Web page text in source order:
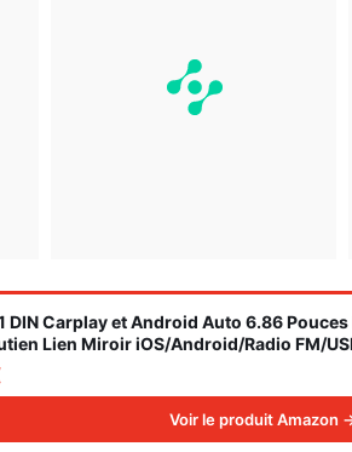
DIN Carplay et Android Auto 6.86 Pouces
Lien Miroir iOS/Android/Radio FM/
Voir le produit Amazon